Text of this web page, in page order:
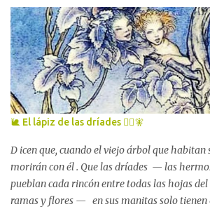
🐌 El lápiz de las dríades 🧚‍♀️🧚
D icen que, cuando el viejo árbol que habitan
morirán con él . Que las dríades — las
pueblan cada rincón entre todas las hojas del
ramas y flores — en sus manitas solo tienen